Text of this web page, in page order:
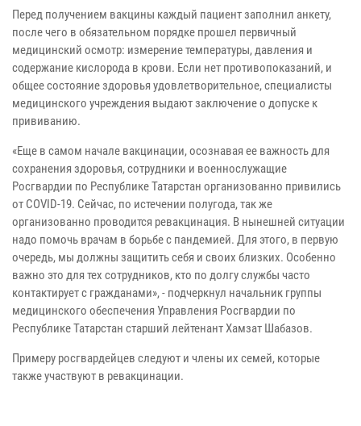
Перед получением вакцины каждый пациент заполнил анкету,
после чего в обязательном порядке прошел первичный
медицинский осмотр: измерение температуры, давления и
содержание кислорода в крови. Если нет противопоказаний, и
общее состояние здоровья удовлетворительное, специалисты
медицинского учреждения выдают заключение о допуске к
прививанию.
«Еще в самом начале вакцинации, осознавая ее важность для
сохранения здоровья, сотрудники и военнослужащие
Росгвардии по Республике Татарстан организованно привились
от COVID-19. Сейчас, по истечении полугода, так же
организованно проводится ревакцинация. В нынешней ситуации
надо помочь врачам в борьбе с пандемией. Для этого, в первую
очередь, мы должны защитить себя и своих близких. Особенно
важно это для тех сотрудников, кто по долгу службы часто
контактирует с гражданами», - подчеркнул начальник группы
медицинского обеспечения Управления Росгвардии по
Республике Татарстан старший лейтенант Хамзат Шабазов.
Примеру росгвардейцев следуют и члены их семей, которые
также участвуют в ревакцинации.